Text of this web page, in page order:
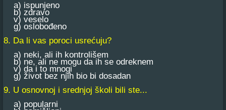
a) ispunjeno
b) zdravo
v) veselo
g) oslobođeno
8. Da li vas poroci usrećuju?
a) neki, ali ih kontrolišem
b) ne, ali ne mogu da ih se odreknem
v) da i to mnogi
g) život bez njih bio bi dosadan
9. U osnovnoj i srednjoj školi bili ste...
a) popularni